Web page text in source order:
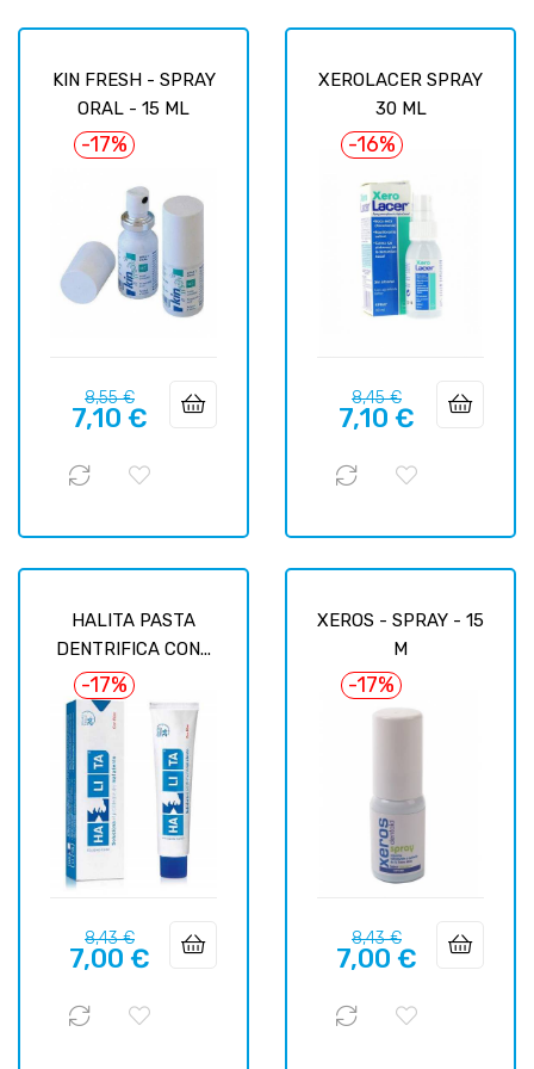
KIN FRESH - SPRAY
ORAL - 15 ML
-17%
Prix
habituel
8,55 €Prix
7,10 €
XEROLACER SPRAY
30 ML
-16%
Prix
habituel
8,45 €Prix
7,10 €
HALITA PASTA
DENTRIFICA CON...
-17%
Prix
habituel
8,43 €Prix
7,00 €
XEROS - SPRAY - 15
M
-17%
Prix
habituel
8,43 €Prix
7,00 €